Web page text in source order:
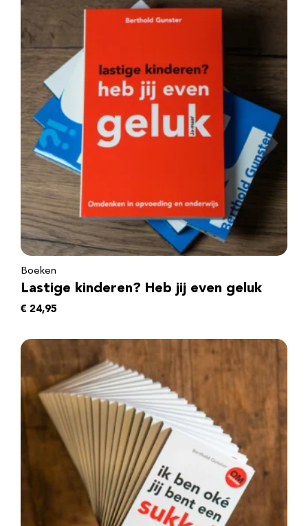
Boeken
Lastige kinderen? Heb jij even geluk
€ 24,95